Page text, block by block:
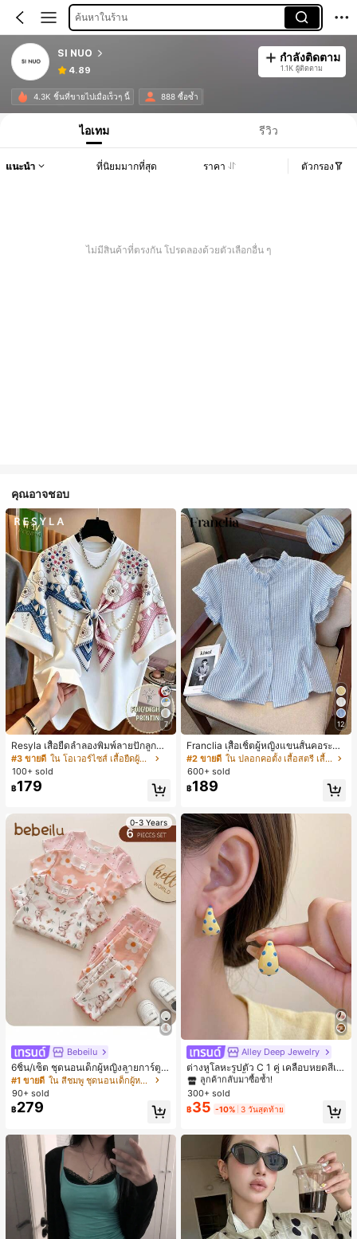
ค้นหาในร้าน
SI NUO
4.89
กำลังติดตาม
1.1K ผู้ติดตาม
4.3K ชิ้นที่ขายไปเมื่อเร็วๆ นี้ 888 ซื้อซ้ำ
ไอเทม รีวิว
แนะนำ ที่นิยมมากที่สุด ราคา ตัวกรอง
ไม่มีสินค้าที่ตรงกัน โปรดลองด้วยตัวเลือกอื่น ๆ
คุณอาจชอบ
7
Resyla เสื้อยืดลำลองพิมพ์ลายปักลูกปัด
รูปโบว์ขนาดใหญ่สำหรับผู้หญิง
#3 ขายดี
ใน โอเวอร์ไซส์ เสื้อยืดผู้หญิง
100+ sold
฿179
0-3 Years
Bebeilu
6ชิ้น/เซ็ต ชุดนอนเด็กผู้หญิงลายการ์ตูน
หมีและดอกไม้ คอกลม แขนสั้น กางเกง
ขาสั้น ขอบระบาย สวมใส่สบาย
#1 ขายดี
ใน สีชมพู ชุดนอนเด็กผู้หญิง
90+ sold
฿279
12
Franclia เสื้อเชิ้ตผู้หญิงแขนสั้นคอระบา
ยกระดุมเดี่ยวลายทาง
#2 ขายดี
ใน ปลอกคอตั้ง เสื้อสตรี เสื้อเบลาส์ & Tee
600+ sold
฿189
Alley Deep Jewelry
ต่างหูโลหะรูปตัว C 1 คู่ เคลือบหยดสีเห
ลือง ลายจุดสีน้ำเงิน สไตล์ยุโรปและอเม
ริกัน แฟชั่นส่วนตัว หวานและสง่างาม
สำหรับผู้หญิงและเด็กหญิง สำหรับการเ
ดินทาง งานแต่งงาน ปาร์ตี้ วันเกิด ของ
#1 ขายดี ใน โบโฮ ต่างหูผู้หญิง
ลูกค้ากลับมาซื้อซ้ำ!
เกือบหมดแล้ว!
#1 ขายดี ใน โบโฮ ต่างหูผู้หญิง
ลูกค้ากลับมาซื้อซ้ำ!
เกือบหมดแล้ว!
#1 ขายดี ใน โบโฮ ต่างหูผู้หญิง
ลูกค้ากลับมาซื้อซ้ำ!
เกือบหมดแล้ว!
#1 ขายดี ใน โบโฮ ต่างหูผู้หญิง
เกือบหมดแล้ว!
300+ sold
฿35 -10% 3 วันสุดท้าย